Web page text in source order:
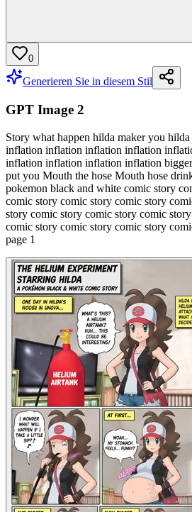
0
Generieren Sie in diesem Stil
GPT Image 2
Story what happen hilda maker you
inflation inflation inflation inflation
inflation inflation inflation inflation
put you Mouth the hose Mouth hose
pokemon black and white comic story
comic story comic story comic story
story comic story comic story comic
comic story comic story comic story
page 1